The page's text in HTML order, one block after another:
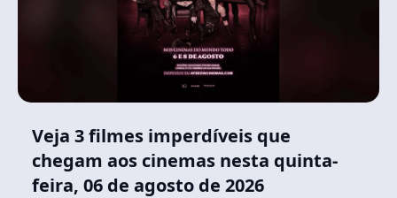
Veja 3 filmes imperdíveis que
chegam aos cinemas nesta quinta-
feira, 06 de agosto de 2026